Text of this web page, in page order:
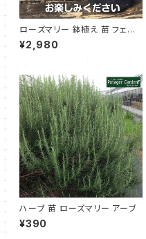
ローズマリー 鉢植え 苗 フェルト
プランター入り 立性
¥2,980
ハーブ 苗 ローズマリー アーブ
¥390